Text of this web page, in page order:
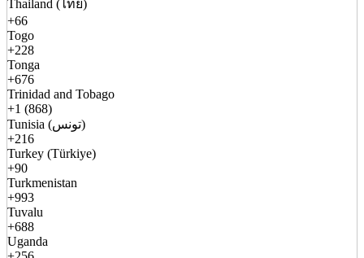
Thailand (ไทย)
+66
Togo
+228
Tonga
+676
Trinidad and Tobago
+1 (868)
Tunisia (تونس)
+216
Turkey (Türkiye)
+90
Turkmenistan
+993
Tuvalu
+688
Uganda